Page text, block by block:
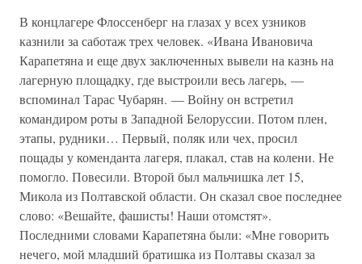
В концлагере Флоссенберг на глазах у всех узников
казнили за саботаж трех человек. «Ивана Ивановича
Карапетяна и еще двух заключенных вывели на казнь на
лагерную площадку, где выстроили весь лагерь, —
вспоминал Тарас Чубарян. — Войну он встретил
командиром роты в Западной Белоруссии. Потом плен,
этапы, рудники… Первый, поляк или чех, просил
пощады у коменданта лагеря, плакал, став на колени. Не
помогло. Повесили. Второй был мальчишка лет 15,
Микола из Полтавской области. Он сказал свое последнее
слово: «Вешайте, фашисты! Наши отомстят».
Последними словами Карапетяна были: «Мне говорить
нечего, мой младший братишка из Полтавы сказал за